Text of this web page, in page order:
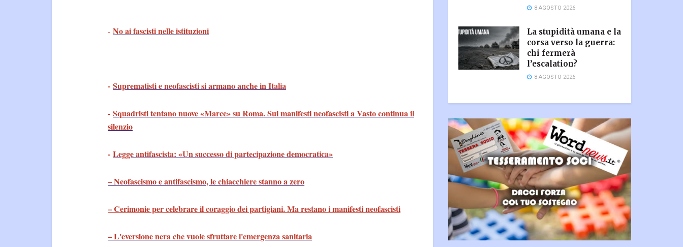
- No ai fascisti nelle istituzioni
- Suprematisti e neofascisti si armano anche in Italia
- Squadristi tentano nuove «Marce» su Roma. Sui manifesti neofascisti a Vasto continua il
silenzio
- Legge antifascista: «Un successo di partecipazione democratica»
– Neofascismo e antifascismo, le chiacchiere stanno a zero
– Cerimonie per celebrare il coraggio dei partigiani. Ma restano i manifesti neofascisti
– L'eversione nera che vuole sfruttare l'emergenza sanitaria
8 AGOSTO 2026
La stupidità umana e la
corsa verso la guerra:
chi fermerà
l’escalation?
8 AGOSTO 2026